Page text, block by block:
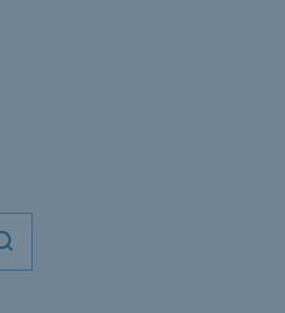
Démarrer la recherche